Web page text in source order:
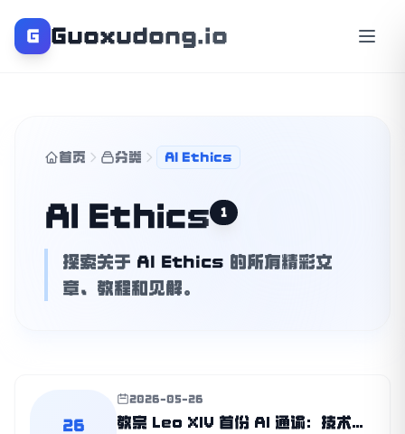
G Guoxudong.io
首页 分类 AI Ethics
AI Ethics 1
探索关于 AI Ethics 的所有精彩文
章、教程和见解。
26
2026-05-26
教宗 Leo XIV 首份 AI 通谕：技术必